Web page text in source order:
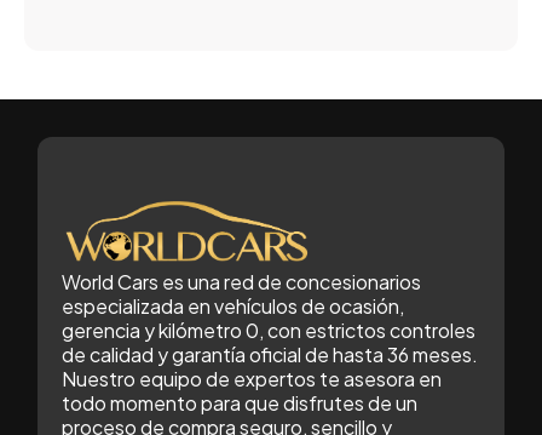
World Cars es una red de concesionarios
especializada en vehículos de ocasión,
gerencia y kilómetro 0, con estrictos controles
de calidad y garantía oficial de hasta 36 meses.
Nuestro equipo de expertos te asesora en
todo momento para que disfrutes de un
proceso de compra seguro, sencillo y